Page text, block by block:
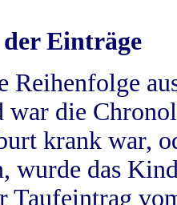
Einträge
Reihenfolge
war die
krank war,
wurde das
Taufeintrag